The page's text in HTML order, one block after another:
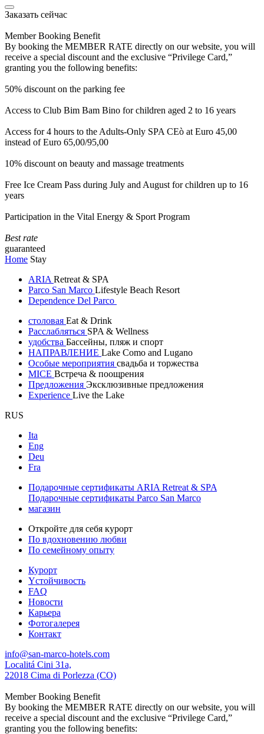
Заказать сейчас
Member Booking Benefit
By booking the MEMBER RATE directly on our website, you will
receive a special discount and the exclusive “Privilege Card,”
granting you the following benefits:
50% discount on the parking fee
Access to Club Bim Bam Bino for children aged 2 to 16 years
Access for 4 hours to the Adults-Only SPA CEò at Euro 45,00
instead of Euro 65,00/95,00
10% discount on beauty and massage treatments
Free Ice Cream Pass during July and August for children up to 16
years
Participation in the Vital Energy & Sport Program
Best rate
guaranteed
Home Stay
ARIA Retreat & SPA
Parco San Marco Lifestyle Beach Resort
Dependence Del Parco
столовая Eat & Drink
Расслабляться SPA & Wellness
удобства Бассейны, пляж и спорт
НАПРАВЛЕНИЕ Lake Como and Lugano
Особые мероприятия свадьба и торжества
MICE Встреча & поощрения
Предложения Эксклюзивные предложения
Experience Live the Lake
RUS
Ita
Eng
Deu
Fra
Подарочные сертификаты ARIA Retreat & SPA
Подарочные сертификаты Parco San Marco
магазин
Откройте для себя курорт
По вдохновению любви
По семейному опыту
Курорт
Yстойчивость
FAQ
Новости
Карьера
Фотогалерея
Контакт
info@san-marco-hotels.com
Localitá Cini 31a,
22018 Cima di Porlezza (CO)
Member Booking Benefit
By booking the MEMBER RATE directly on our website, you will
receive a special discount and the exclusive “Privilege Card,”
granting you the following benefits: